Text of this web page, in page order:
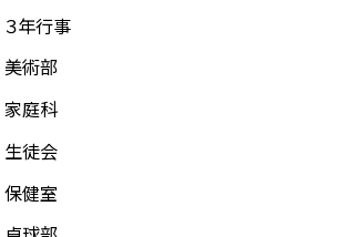
３年行事
美術部
家庭科
生徒会
保健室